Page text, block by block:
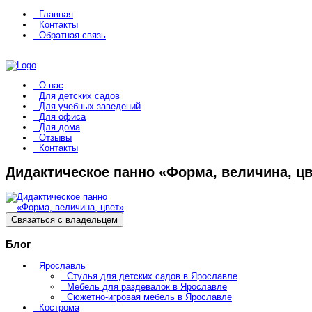
Главная
Контакты
Обратная связь
О нас
Для детских садов
Для учебных заведений
Для офиса
Для дома
Отзывы
Контакты
Дидактическое панно «Форма, величина,
Связаться с владельцем
Блог
Ярославль
Стулья для детских садов в Ярославле
Мебель для раздевалок в Ярославле
Сюжетно-игровая мебель в Ярославле
Кострома